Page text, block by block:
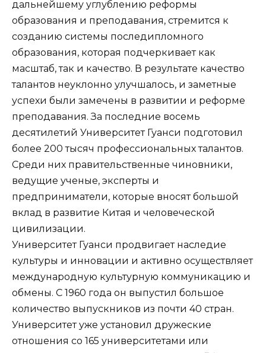
дальнейшему углублению реформы
образования и преподавания, стремится к
созданию системы последипломного
образования, которая подчеркивает как
масштаб, так и качество. В результате качество
талантов неуклонно улучшалось, и заметные
успехи были замечены в развитии и реформе
преподавания. За последние восемь
десятилетий Университет Гуанси подготовил
более 200 тысяч профессиональных талантов.
Среди них правительственные чиновники,
ведущие ученые, эксперты и
предприниматели, которые вносят большой
вклад в развитие Китая и человеческой
цивилизации.
Университет Гуанси продвигает наследие
культуры и инновации и активно осуществляет
международную культурную коммуникацию и
обмены. С 1960 года он выпустил большое
количество выпускников из почти 40 стран.
Университет уже установил дружеские
отношения со 165 университетами или